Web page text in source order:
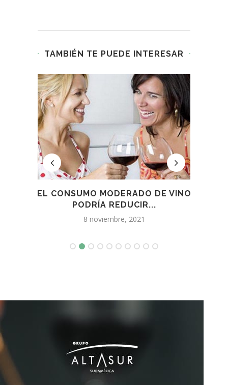
TAMBIÉN TE PUEDE INTERESAR
EL CONSUMO MODERADO DE VINO
PODRÍA REDUCIR...
8 noviembre, 2021